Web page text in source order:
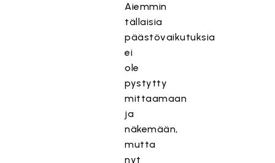
Aiemmin
tällaisia
päästövaikutuksia
ei
ole
pystytty
mittaamaan
ja
näkemään,
mutta
nyt